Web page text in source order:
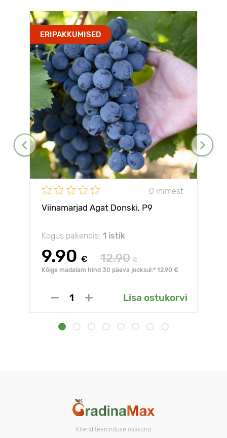
ERIPAKKUMISED
0 inimest
Viinamarjad Agat Donski, Р9
Kogus pakendis: 1 istik
9.90 € 12.90 €
Kõige madalam hind 30 päeva jooksul:* 12.90 €
Lisa ostukorvi
Klienditeeninduse osakond